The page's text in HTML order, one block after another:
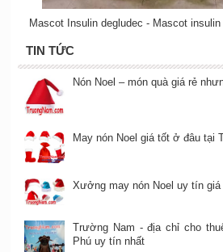
Mascot Insulin degludec - Mascot insulin
TIN TỨC
Nón Noel – món quà giá rẻ
May nón Noel giá tốt ở đâu tại
Xưởng may nón Noel uy tín giá
Trường Nam - địa chỉ cho
Phú uy tín nhất